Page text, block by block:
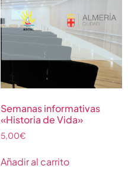
Semanas informativas
«Historia de Vida»
5,00€
Añadir al carrito